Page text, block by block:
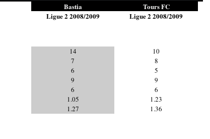
Bastia
Tours FC
Ligue 2 2008/2009
Ligue 2 2008/2009
14 10
7 8
6 5
9 9
6 6
1.05 1.23
1.27 1.36